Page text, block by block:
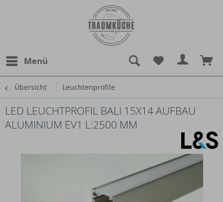
Menü
Übersicht Leuchtenprofile
LED LEUCHTPROFIL BALI 15X14 AUFBAU
ALUMINIUM EV1 L:2500 MM